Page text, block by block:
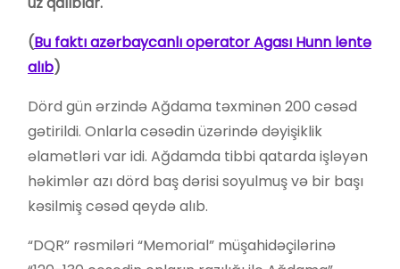
(Bu faktı azərbaycanlı operator Agası Hunn lentə
alıb)
Dörd gün ərzində Ağdama təxminən 200 cəsəd
gətirildi. Onlarla cəsədin üzərində dəyişiklik
əlamətləri var idi. Ağdamda tibbi qatarda işləyən
həkimlər azı dörd baş dərisi soyulmuş və bir başı
kəsilmiş cəsəd qeydə alıb.
“DQR” rəsmiləri “Memorial” müşahidəçilərinə